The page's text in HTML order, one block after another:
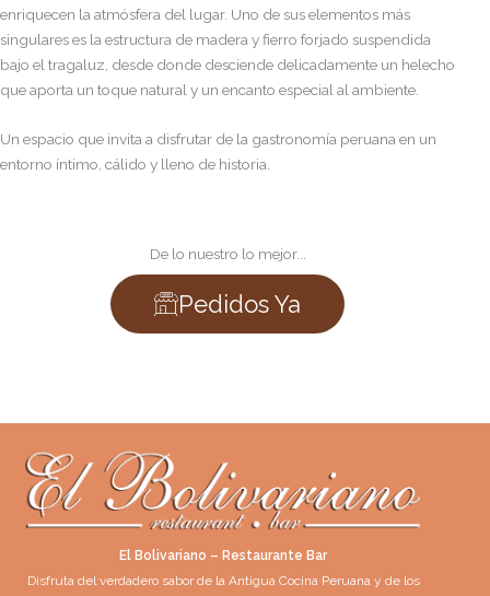
enriquecen la atmósfera del lugar. Uno de sus elementos más
singulares es la estructura de madera y fierro forjado suspendida
bajo el tragaluz, desde donde desciende delicadamente un helecho
que aporta un toque natural y un encanto especial al ambiente.
Un espacio que invita a disfrutar de la gastronomía peruana en un
entorno íntimo, cálido y lleno de historia.
De lo nuestro lo mejor...
Pedidos Ya
El Bolivariano – Restaurante Bar
Disfruta del verdadero sabor de la Antigua Cocina Peruana y de los